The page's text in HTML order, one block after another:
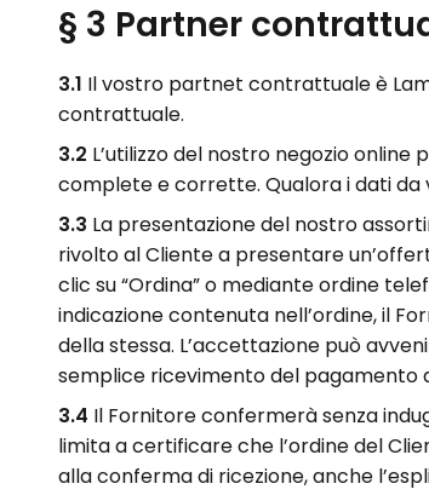
§ 3 Partner
3.1 Il vostro partnet contrattuale è
contrattuale.
3.2 L’utilizzo del nostro negozio
complete e corrette. Qualora i dati da
3.3 La presentazione del nostro
rivolto al Cliente a presentare
clic su “Ordina” o mediante ordine
indicazione contenuta nell’ordine, il
della stessa. L’accettazione può
semplice ricevimento del pagamento
3.4 Il Fornitore confermerà senza
limita a certificare che l’ordine del
alla conferma di ricezione, anche